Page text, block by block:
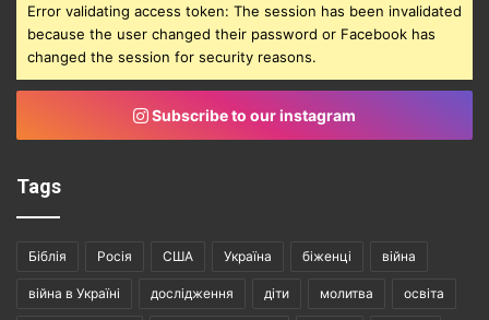
Error validating access token: The session has been invalidated
because the user changed their password or Facebook has
changed the session for security reasons.
Subscribe to our instagram
Tags
Біблія Росія США Україна біженці війна
війна в Україні дослідження діти молитва освіта